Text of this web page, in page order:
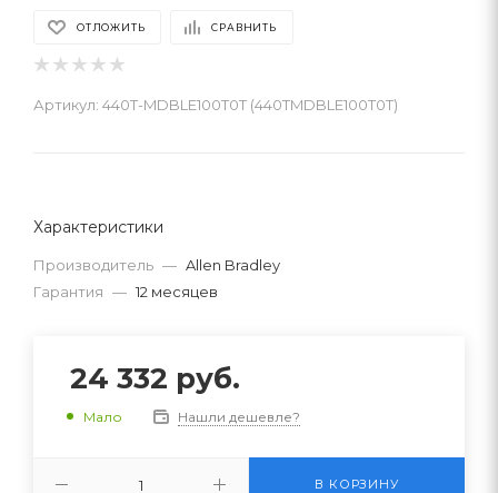
ОТЛОЖИТЬ СРАВНИТЬ
Артикул: 440T-MDBLE100T0T (440TMDBLE100T0T)
Характеристики
Производитель — Allen Bradley
Гарантия — 12 месяцев
24 332 руб.
Мало Нашли дешевле?
В КОРЗИНУ